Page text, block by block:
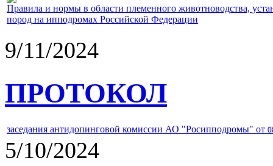
Правила и нормы в области племенного животноводства,
пород на ипподромах Российской Федерации
9/11/2024
ПРОТОКОЛ
заседания антидопинговой комиссии АО "Росипподромы" от
5/10/2024